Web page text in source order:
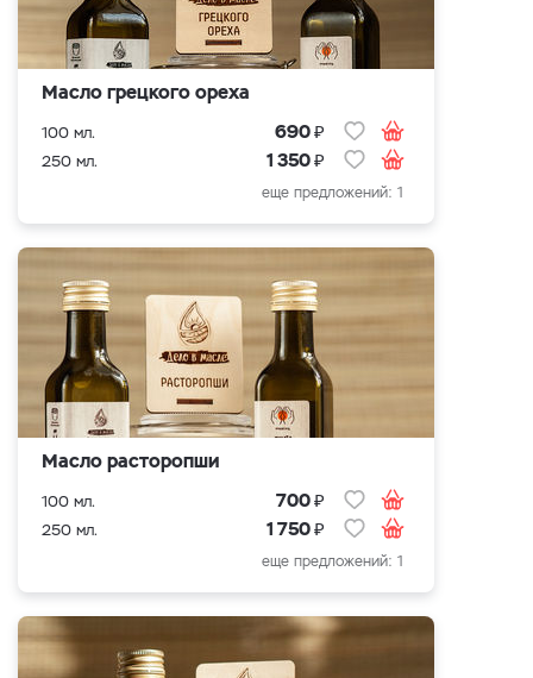
Масло грецкого ореха
100 мл. 690₽
250 мл. 1 350₽
еще предложений: 1
Масло расторопши
100 мл. 700₽
250 мл. 1 750₽
еще предложений: 1